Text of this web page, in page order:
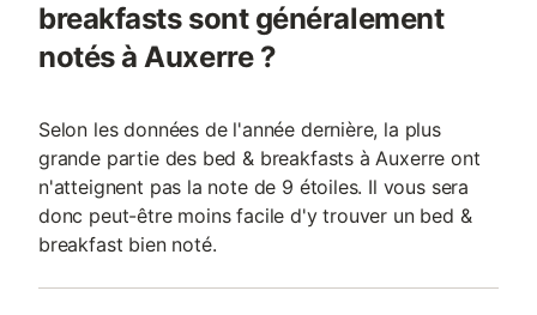
breakfasts sont généralement
notés à Auxerre ?
Selon les données de l'année dernière, la plus
grande partie des bed & breakfasts à Auxerre ont
n'atteignent pas la note de 9 étoiles. Il vous sera
donc peut-être moins facile d'y trouver un bed &
breakfast bien noté.